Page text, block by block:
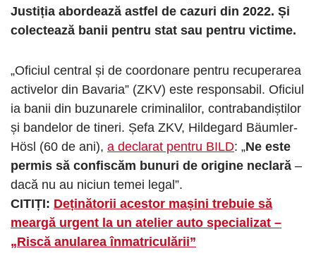
Justiția abordează astfel de cazuri din 2022. Și
colectează banii pentru stat sau pentru victime.
„Oficiul central și de coordonare pentru recuperarea
activelor din Bavaria” (ZKV) este responsabil. Oficiul
ia banii din buzunarele criminalilor, contrabandiștilor
și bandelor de tineri. Șefa ZKV, Hildegard Bäumler-
Hösl (60 de ani), a declarat pentru BILD: „Ne este
permis să confiscăm bunuri de origine neclară –
dacă nu au niciun temei legal”.
CITIȚI: Deținătorii acestor mașini trebuie să
meargă urgent la un atelier auto specializat –
„Riscă anularea înmatriculării”